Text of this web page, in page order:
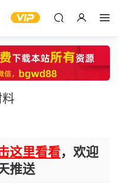
这里看看，欢迎
推送